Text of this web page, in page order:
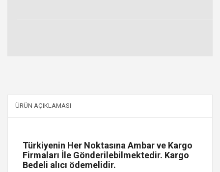
ÜRÜN AÇIKLAMASI
Türkiyenin Her Noktasına Ambar ve Kargo
Firmaları İle Gönderilebilmektedir. Kargo
Bedeli alıcı ödemelidir.